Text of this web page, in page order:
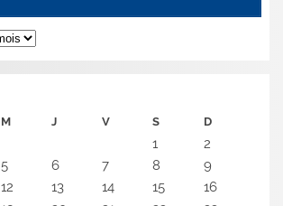
M J V S D
1
2
5 6 7 8
9
12 13 14 15
16